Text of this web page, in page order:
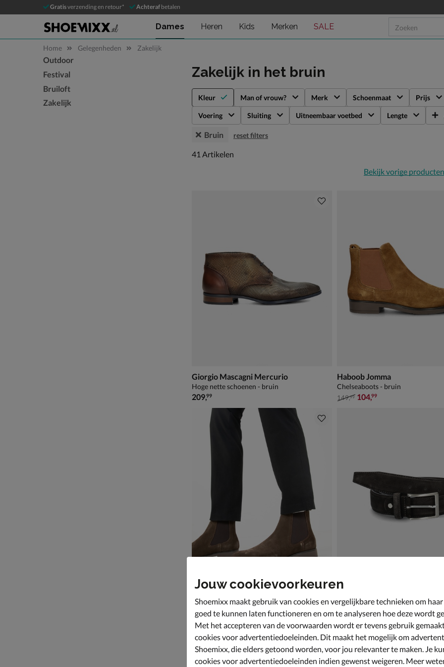
Gratisverzending en retour* Achteraf betalen
Dames Heren Kids Merken SALE
Home Gelegenheden Zakelijk
Sla categorieën over
Outdoor
Festival
Bruiloft
Zakelijk
Zakelijk in het bruin
Kleur Man of vrouw? Merk Schoenmaat Prijs
Voering Sluiting Uitneembaar voetbed Lengte
Bruin reset filters
41 artikelen
41 Artikelen
Bekijk vorige producten
Giorgio Mascagni Mercurio
Hoge nette schoenen - bruin
€ 209,99
209,99
Haboob Jomma
Chelseaboots - bruin
van € 149,99 voor € 104,99
149,99 104,99
Chelseaboots - bruin
van € 149,99 voor € 104,99
149,99 104,99
Riem - bruin
€ 49,99
49,99
Jouw cookievoorkeuren
Shoemixx maakt gebruik van cookies en vergelijkbare technieken om
goed te kunnen laten functioneren en om te analyseren hoe deze wordt
Met het accepteren van de voorwaarden wordt er tevens gebruik
cookies voor advertentiedoeleinden. Dit maakt het mogelijk om
Shoemixx, die elders getoond worden, voor jou relevanter te maken. Je
cookies voor advertentiedoeleinden indien gewenst weigeren. Meer